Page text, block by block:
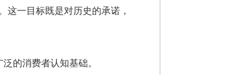
这一目标既是对历史的承诺，
的消费者认知基础。